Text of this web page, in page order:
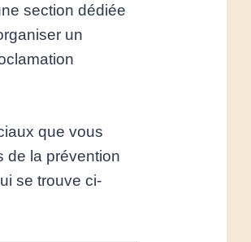
section dédiée
un
que vous
de la prévention
se trouve ci-